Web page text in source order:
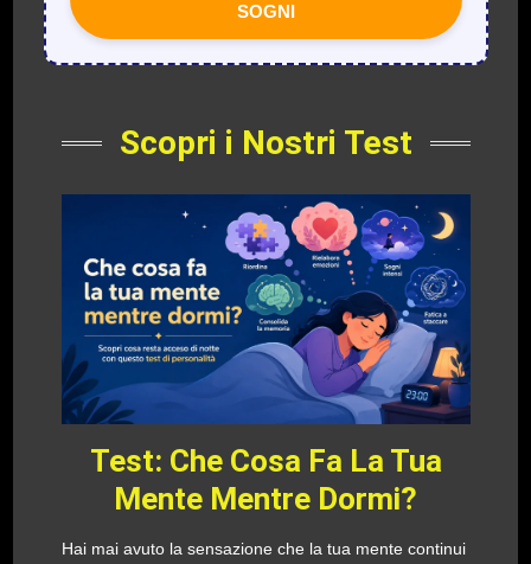
SOGNI
Scopri i Nostri Test
Test: Che Cosa Fa La Tua
Mente Mentre Dormi?
Hai mai avuto la sensazione che la tua mente continui